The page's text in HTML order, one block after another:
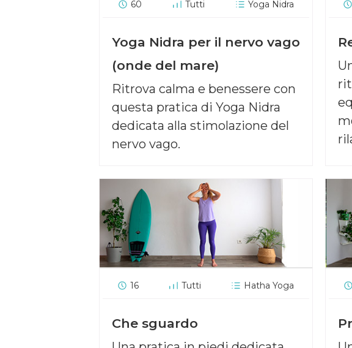
60 Tutti Yoga Nidra
Yoga Nidra per il nervo vago
(onde del mare)
Ritrova calma e benessere con
questa pratica di Yoga Nidra
dedicata alla stimolazione del
nervo vago.
16 Tutti Hatha Yoga
Che sguardo